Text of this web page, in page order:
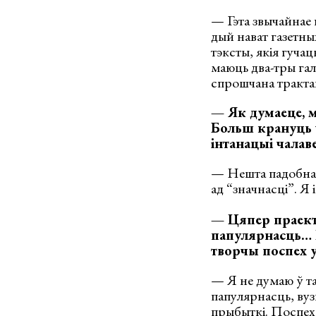
— Гэта звычайнае
дый нават
тэксты, якія
маюць два-тры
спрошчана
— Як думаеце,
Больш крануць
інтанацыі
— Нешта падобнае
ад “значнасці”.
— Цяпер
папулярнасць…
творчы поспех
— Я не думаю ў
папулярнасць,
прыбыткі.